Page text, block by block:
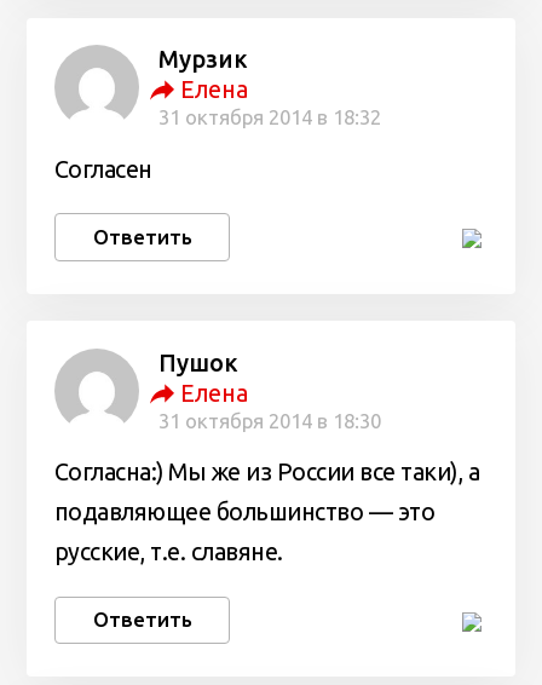
Мурзик
Елена
31 октября 2014 в 18:32
Согласен
Ответить
Пушок
Елена
31 октября 2014 в 18:30
Согласна:) Мы же из России все таки), а
подавляющее большинство — это
русские, т.е. славяне.
Ответить